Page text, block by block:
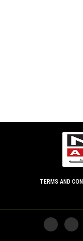
TERMS AND